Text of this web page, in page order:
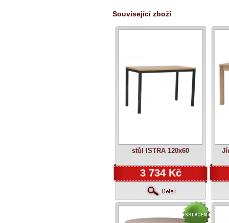
Související zboží
stůl ISTRA 120x60
3 734 Kč